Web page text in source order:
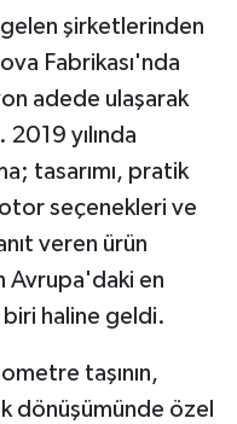
şirketlerinden
Fabrikası'nda
adede ulaşarak
yılında
tasarımı, pratik
seçenekleri ve
veren ürün
Avrupa'daki en
biri haline geldi.
taşının,
dönüşümünde özel